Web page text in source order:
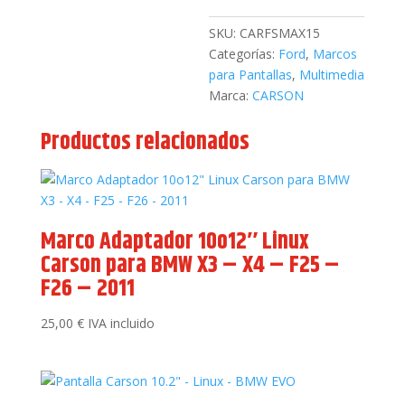
2015
cantidad
SKU: CARFSMAX15
Categorías: Ford, Marcos
para Pantallas, Multimedia
Marca:CARSON
Productos relacionados
Marco Adaptador 10o12″ Linux
Carson para BMW X3 – X4 – F25 –
F26 – 2011
25,00 € IVA incluido